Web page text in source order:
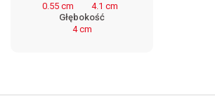
0.55 cm
4.1 cm
Głębokość
4 cm